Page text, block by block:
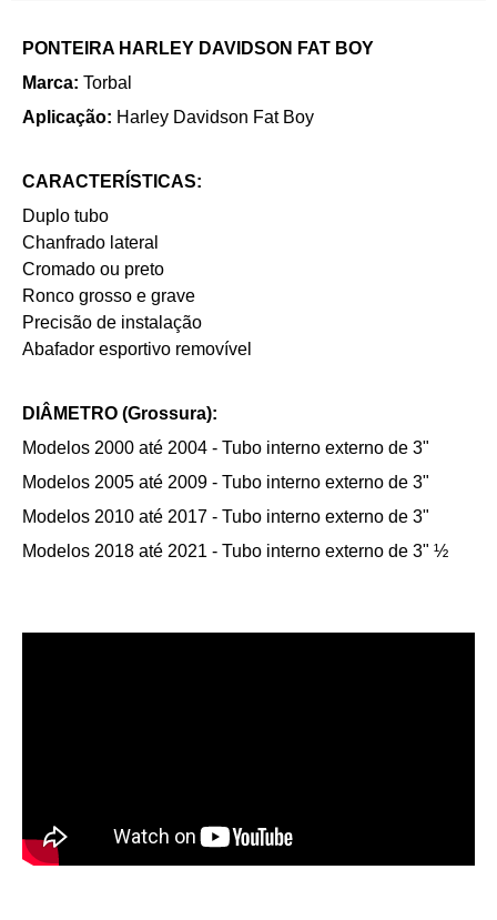
PONTEIRA HARLEY DAVIDSON FAT BOY
Marca: Torbal
Aplicação: Harley Davidson Fat Boy
CARACTERÍSTICAS:
Duplo tubo
Chanfrado lateral
Cromado ou preto
Ronco grosso e grave
Precisão de instalação
Abafador esportivo removível
DIÂMETRO (Grossura):
Modelos 2000 até 2004 - Tubo interno externo de 3"
Modelos 2005 até 2009 - Tubo interno externo de 3"
Modelos 2010 até 2017 - Tubo interno externo de 3"
Modelos 2018 até 2021 - Tubo interno externo de 3" ½